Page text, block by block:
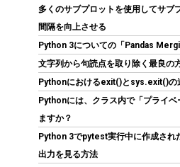
玄人志向 電源ユニット 600W ATX
PLUS スタンダード PC電源 12cm
KRPW-L5-600W/80+/REV2.0
(542182) GBP 17.61
GMT +09:00 時点 -
多くのサブプロットを使用してサブ
間隔を向上させる
Python 3についての「Pandas
文字列から句読点を取り除く最良の
Pythonにおけるexit()とsys.exit()の
Pythonには、クラス内で「プライベ
ますか？
Python 3でpytest実行中に作成され
出力を見る方法